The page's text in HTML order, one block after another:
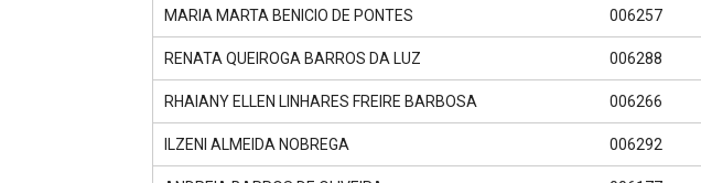
MARIA MARTA BENICIO DE PONTES 006257
RENATA QUEIROGA BARROS DA LUZ 006288
RHAIANY ELLEN LINHARES FREIRE BARBOSA 006266
ILZENI ALMEIDA NOBREGA 006292